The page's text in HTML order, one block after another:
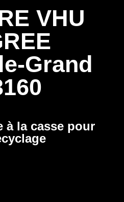
VHU
Grand
à la casse pour